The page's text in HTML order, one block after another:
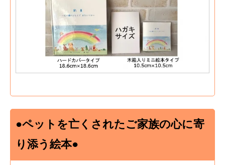
●ペットを亡くされたご家族の心に寄
り添う絵本●